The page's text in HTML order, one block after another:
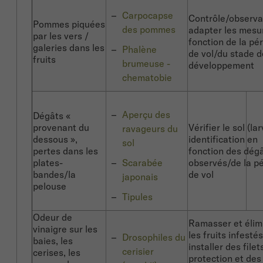
Pommes piquées
par les vers /
galeries dans les
fruits
Carpocapse
des pommes
Phalène
brumeuse -
chematobie
Contrôle/
adapter les
fonction de la
de vol/du stade
développement
Dégâts «
provenant du
dessous »,
pertes dans les
plates-
bandes/la
pelouse
Aperçu des
ravageurs du
sol
Scarabée
japonais
Tipules
Vérifier le sol
identification en
fonction des
observés/de la
de vol
Odeur de
vinaigre sur les
baies, les
cerises, les
Drosophiles du
cerisier
Ramasser et
les fruits
installer des
protection et des